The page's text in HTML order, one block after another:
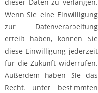
dieser Daten zu verlangen.
Wenn Sie eine Einwilligung
zur Datenverarbeitung
erteilt haben, können Sie
diese Einwilligung jederzeit
für die Zukunft widerrufen.
Außerdem haben Sie das
Recht, unter bestimmten